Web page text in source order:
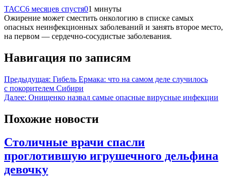
ТАСС6 месяцев спустя01 минуты
Ожирение может сместить онкологию в списке самых
опасных неинфекционных заболеваний и занять второе место,
на первом — сердечно-сосудистые заболевания.
Навигация по записям
Предыдущая: Гибель Ермака: что на самом деле случилось
с покорителем Сибири
Далее: Онищенко назвал самые опасные вирусные инфекции
Похожие новости
Столичные врачи спасли
проглотившую игрушечного дельфина
девочку